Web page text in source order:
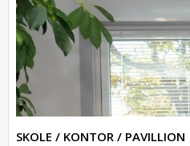
SKOLE / KONTOR / PAVILLION